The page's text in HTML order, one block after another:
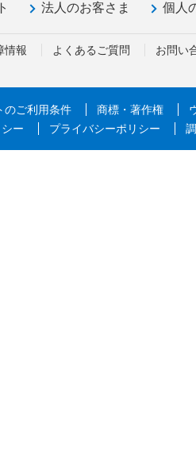
法人のお客さま 個人
情報 よくあるご質問 お問い
のご利用条件 商標・著作権
ー
プライバシーポリシー